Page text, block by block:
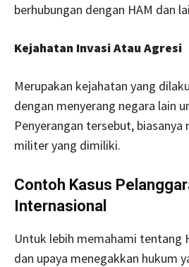
berhubungan dengan HAM dan
Kejahatan Invasi Atau Agresi
Merupakan kejahatan yang
dengan menyerang negara lain
Penyerangan tersebut,
militer yang dimiliki.
Contoh Kasus
Internasional
Untuk lebih memahami tentang
dan upaya menegakkan hukum